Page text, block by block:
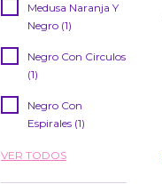
Medusa Naranja Y
Negro (1)
Negro Con Circulos
(1)
Negro Con
Espirales (1)
VER TODOS